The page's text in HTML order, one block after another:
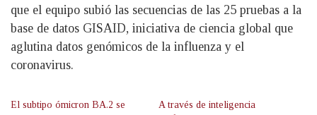
que el equipo subió las secuencias de las 25 pruebas a la
base de datos GISAID, iniciativa de ciencia global que
aglutina datos genómicos de la influenza y el
coronavirus.
El subtipo ómicron BA.2 se
A través de inteligencia